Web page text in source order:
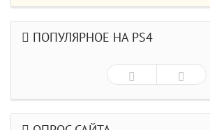
ПОПУЛЯРНОЕ НА PS4